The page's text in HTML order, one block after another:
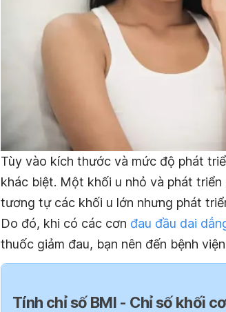
Tùy vào kích thước và mức độ phát
khác biệt. Một khối u nhỏ và phát
tương tự các khối u lớn nhưng phát
Do đó, khi có các cơn đau đầu dai
thuốc giảm đau, bạn nên đến bệnh
Tính chỉ số BMI - Chỉ số khối